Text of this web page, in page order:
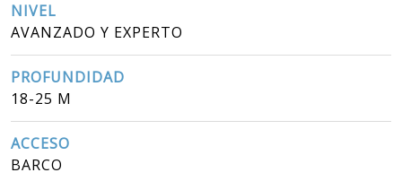
NIVEL
AVANZADO Y EXPERTO
PROFUNDIDAD
18-25 M
ACCESO
BARCO